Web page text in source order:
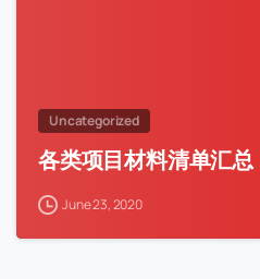
Uncategorized
各类项目材料清单汇总
June 23, 2020